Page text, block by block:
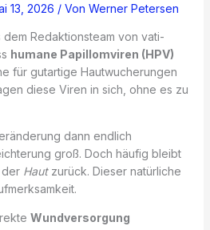
13, 2026 / Von Werner Petersen
Redaktionsteam von vati-
humane Papillomviren (HPV)
für gutartige Hautwucherungen
diese Viren in sich, ohne es zu
dann endlich
groß. Doch häufig bleibt
der Hautzurück. Dieser natürliche
Wundversorgung